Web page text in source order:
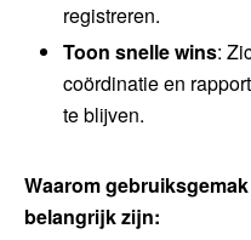
registreren.
Toon snelle wins:
coördinatie en
te blijven.
Waarom
belangrijk zijn: